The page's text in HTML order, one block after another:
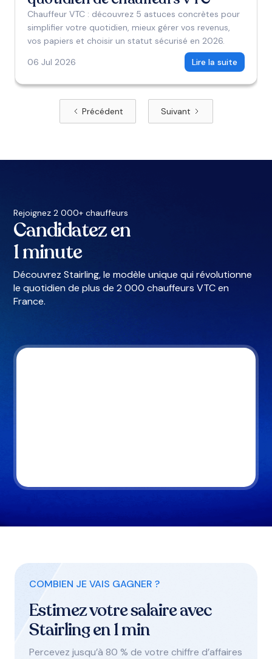
Chauffeur VTC : découvrez 5 astuces concrètes pour
simplifier votre quotidien, mieux gérer vos revenus,
vos papiers et choisir un statut sécurisé en 2026.
06 Jul 2026
Lire la suite
Précédent Suivant
Rejoignez 2 000+ chauffeurs
Candidatez en
1 minute
Découvrez Stairling, le modèle unique qui révolutionne
le quotidien de plus de 2 000 chauffeurs VTC en
France.
COMBIEN JE VAIS GAGNER ?
Estimez votre salaire avec
Stairling en 1 min
Percevez jusqu’à 80 % de votre chiffre d’affaires